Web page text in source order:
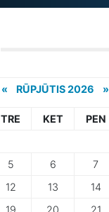
« RŪPJŪTIS 2026 »
TRE KET PEN
5 6 7
12 13 14
19 20 21